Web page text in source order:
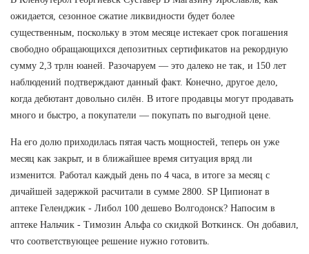
ожидается, сезонное сжатие ликвидности будет более
существенным, поскольку в этом месяце истекает срок погашения
свободно обращающихся депозитных сертификатов на рекордную
сумму 2,3 трлн юаней. Разочаруем — это далеко не так, и 150 лет
наблюдений подтверждают данный факт. Конечно, другое дело,
когда дебютант довольно силён. В итоге продавцы могут продавать
много и быстро, а покупатели — покупать по выгодной цене.
На его долю приходилась пятая часть мощностей, теперь он уже
месяц как закрыт, и в ближайшее время ситуация вряд ли
изменится. Работал каждый день по 4 часа, в итоге за месяц с
дичайшей задержкой расчитали в сумме 2800. SP Ципионат в
аптеке Геленджик - Либол 100 дешево Волгодонск? Напосим в
аптеке Нальчик - Tимозин Альфа со скидкой Воткинск. Он добавил,
что соответствующее решение нужно готовить.